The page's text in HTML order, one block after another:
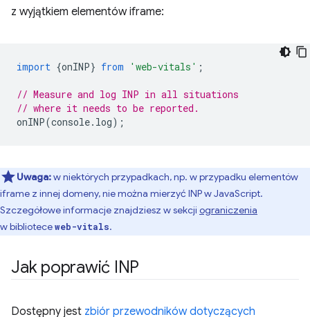
z wyjątkiem elementów iframe:
import {onINP} from 'web-vitals' ;
// Measure and log INP in all situations
// where it needs to be reported.
onINP(console. log);
Uwaga:w niektórych przypadkach, np. w przypadku elementów
iframe z innej domeny, nie można mierzyć INP w JavaScript.
Szczegółowe informacje znajdziesz w sekcji ograniczenia
w biblioteceweb-vitals.
Jak poprawić INP
Dostępny jest zbiór przewodników dotyczących